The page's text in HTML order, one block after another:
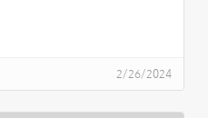
2/26/2024